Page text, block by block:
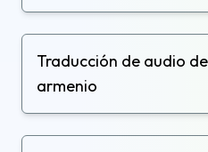
Traducción de audio
armenio